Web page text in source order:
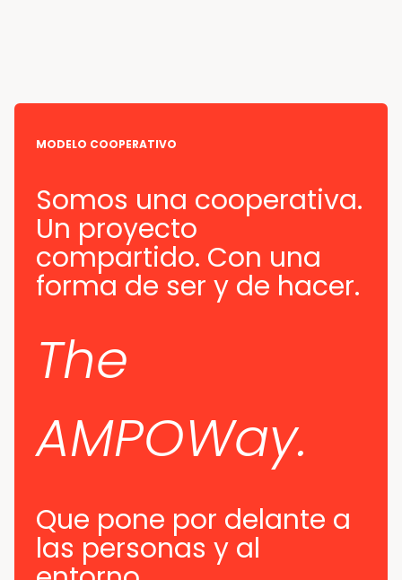
MODELO COOPERATIVO
Somos una cooperativa.
Un proyecto
compartido. Con una
forma de ser y de hacer.
The
AMPOWay.
Que pone por delante a
las personas y al